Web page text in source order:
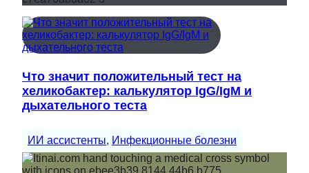
Что значит положительный тест на
хеликобактер: калькулятор IgG/IgM и
дыхательного теста
ИИ ассистенты, Инфекционные болезни